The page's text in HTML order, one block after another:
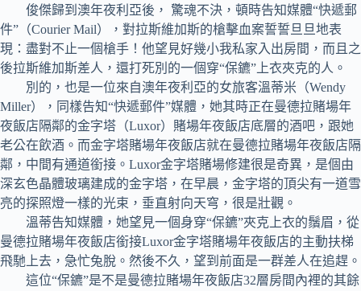
俊傑歸到澳年夜利亞後， 驚魂不決，頓時告知媒體“快遞郵
件”（Courier Mail），對拉斯維加斯的槍擊血案誓誓旦旦地表
現：盡對不止一個槍手！他望見好幾小我私家入出房間，而且之
後拉斯維加斯差人，還打死別的一個穿“保鑣”上衣夾克的人。
別的，也是一位來自澳年夜利亞的女旅客溫蒂米（Wendy
Miller），同樣告知“快遞郵件”媒體，她其時正在曼德拉賭場年
夜飯店隔鄰的金字塔（Luxor）賭場年夜飯店底層的酒吧，跟她
老公在飲酒。而金字塔賭場年夜飯店就在曼德拉賭場年夜飯店隔
鄰，中間有通道銜接。Luxor金字塔賭場修建很是奇異，是個由
深玄色晶體玻璃建成的金字塔，在早晨，金字塔的頂尖有一道雪
亮的探照燈一樣的光束，垂直射向天穹，很是壯觀。
溫蒂告知媒體，她望見一個身穿“保鑣”夾克上衣的鬚眉，從
曼德拉賭場年夜飯店銜接Luxor金字塔賭場年夜飯店的主動扶梯
飛馳上去，急忙兔脫。然後不久，望到前面是一群差人在追趕。
這位“保鑣”是不是曼德拉賭場年夜飯店32層房間內裡的其餘